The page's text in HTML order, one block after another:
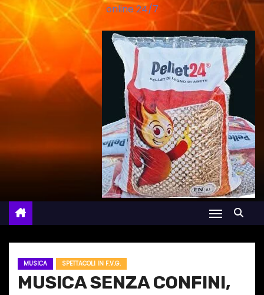
online 24/7
MUSICA SPETTACOLI IN F.V.G.
MUSICA SENZA CONFINI,